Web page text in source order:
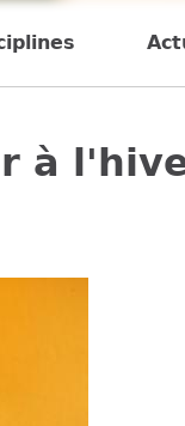
à